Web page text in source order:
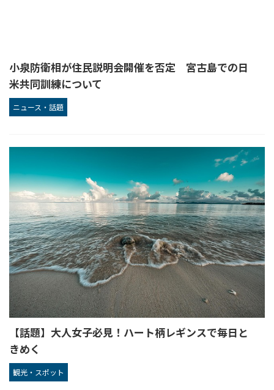
小泉防衛相が住民説明会開催を否定 宮古島での日
米共同訓練について
ニュース・話題
【話題】大人女子必見！ハート柄レギンスで毎日と
きめく
観光・スポット